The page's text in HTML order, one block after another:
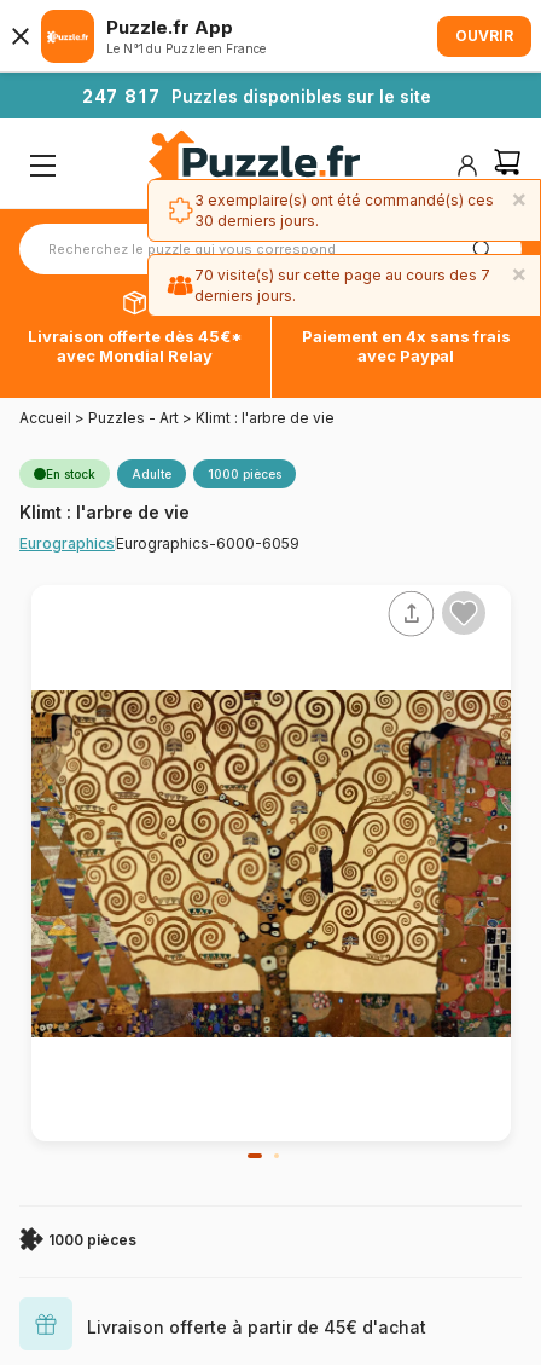
247 81 7 Puzzles disponibles sur le site
Livraison offerte dès 45€*
avec Mondial Relay
Paiement en 4x sans frais
avec Paypal
Accueil > Puzzles - Art > Klimt : l'arbre de vie
En stock Adulte 1000 pièces
Klimt : l'arbre de vie
EurographicsEurographics-6000-6059
1000 pièces
Livraison offerte à partir de 45€ d'achat
Puzzle.fr App
Le N°1 du Puzzle en France
OUVRIR
×
3 exemplaire(s) ont été commandé(s) ces
30 derniers jours.
×
70 visite(s) sur cette page au cours des 7
derniers jours.